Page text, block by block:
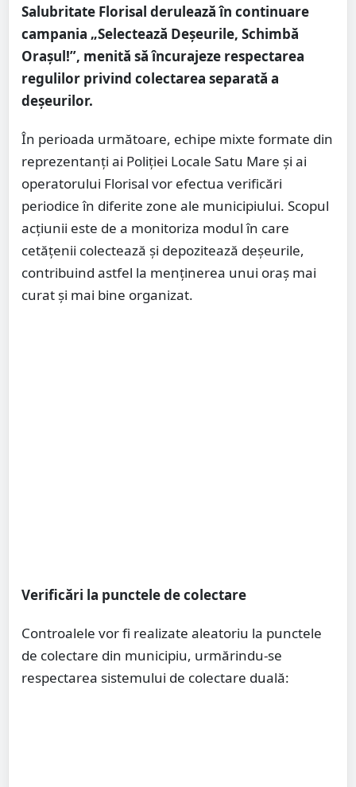
Salubritate Florisal derulează în continuare
campania „Selectează Deșeurile, Schimbă
Orașul!”, menită să încurajeze respectarea
regulilor privind colectarea separată a
deșeurilor.
În perioada următoare, echipe mixte formate din
reprezentanți ai Poliției Locale Satu Mare și ai
operatorului Florisal vor efectua verificări
periodice în diferite zone ale municipiului. Scopul
acțiunii este de a monitoriza modul în care
cetățenii colectează și depozitează deșeurile,
contribuind astfel la menținerea unui oraș mai
curat și mai bine organizat.
Verificări la punctele de colectare
Controalele vor fi realizate aleatoriu la punctele
de colectare din municipiu, urmărindu-se
respectarea sistemului de colectare duală: